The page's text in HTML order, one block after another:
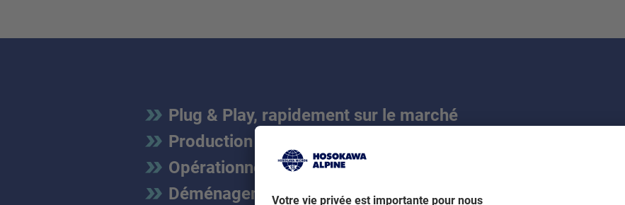
Plug & Play, rapidement sur le marché
Production à petite échelle
Opérationnel en quelques jours
Déménagement rapide